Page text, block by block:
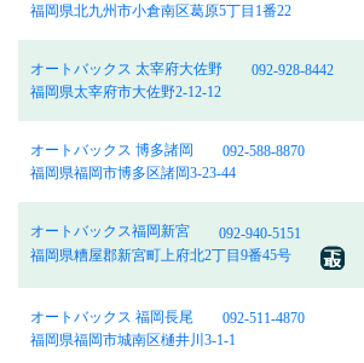
福岡県北九州市小倉南区葛原5丁目1番22
オートバックス 太宰府大佐野
092-928-8442
福岡県太宰府市大佐野2-12-12
オートバックス 博多諸岡
092-588-8870
福岡県福岡市博多区諸岡3-23-44
オートバックス福岡新宮
092-940-5151
福岡県糟屋郡新宮町上府北2丁目9番45号
オートバックス 福岡長尾
092-511-4870
福岡県福岡市城南区樋井川3-1-1